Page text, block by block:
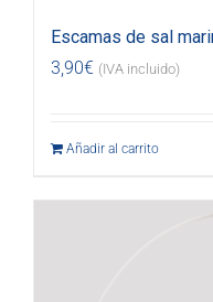
Escamas de sal
3,90€ (IVA incluido)
Añadir al carrito